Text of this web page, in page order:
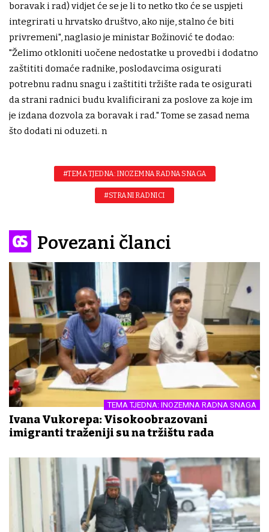
boravak i rad) vidjet će se je li to netko tko će se uspjeti
integrirati u hrvatsko društvo, ako nije, stalno će biti
privremeni", naglasio je ministar Božinović te dodao:
"Želimo otkloniti uočene nedostatke u provedbi i dodatno
zaštititi domaće radnike, poslodavcima osigurati
potrebnu radnu snagu i zaštititi tržište rada te osigurati
da strani radnici budu kvalificirani za poslove za koje im
je izdana dozvola za boravak i rad." Tome se zasad nema
što dodati ni oduzeti. n
#TEMA TJEDNA: INOZEMNA RADNA SNAGA
#STRANI RADNICI
Povezani članci
TEMA TJEDNA: INOZEMNA RADNA SNAGA
Ivana Vukorepa: Visokoobrazovani
imigranti traženiji su na tržištu rada